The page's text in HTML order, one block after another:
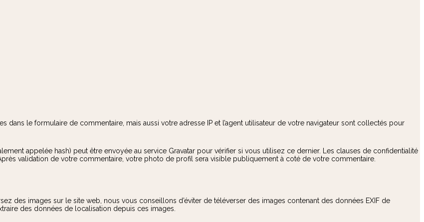
dans le formulaire de commentaire, mais aussi votre adresse IP et l’agent utilisateur de votre navigateur sont collectés pour
appelée hash) peut être envoyée au service Gravatar pour vérifier si vous utilisez ce dernier. Les clauses de confidentialité
validation de votre commentaire, votre photo de profil sera visible publiquement à coté de votre commentaire.
des images sur le site web, nous vous conseillons d’éviter de téléverser des images contenant des données EXIF de
des données de localisation depuis ces images.